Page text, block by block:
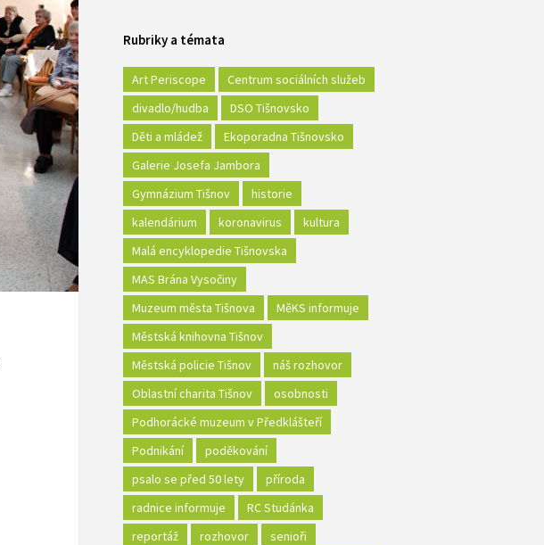
Rubriky a témata
Art Periscope
Centrum sociálních služeb
divadlo/hudba
DSO Tišnovsko
Děti a mládež
Ekoporadna Tišnovsko
Galerie Josefa Jambora
Gymnázium Tišnov
historie
kalendárium
koronavirus
kultura
Malá encyklopedie Tišnovska
MAS Brána Vysočiny
Muzeum města Tišnova
MěKS informuje
Městská knihovna Tišnov
Městská policie Tišnov
náš rozhovor
Oblastní charita Tišnov
osobnosti
Podhorácké muzeum v Předklášteří
Podnikání
poděkování
psalo se před 50 lety
příroda
radnice informuje
RC Studánka
reportáž
rozhovor
senioři